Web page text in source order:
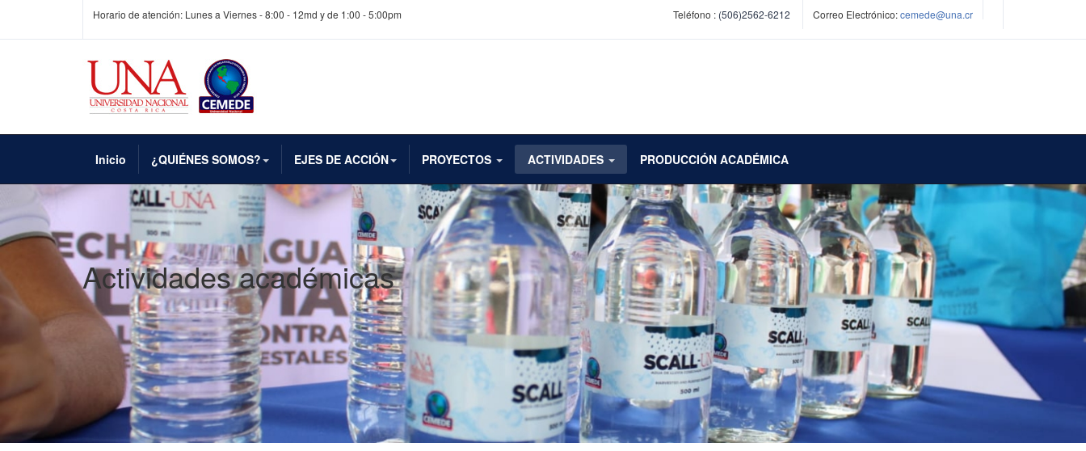
Horario de atención: Lunes a Viernes - 8:00 - 12md y de 1:00 - 5:00pm Teléfono : (506)2562-6212 Correo Electrónico:cemede@una.cr
Inicio ¿QUIÉNES SOMOS? EJES DE ACCIÓN PROYECTOS ACTIVIDADES PRODUCCIÓN ACADÉMICA
Actividades académicas